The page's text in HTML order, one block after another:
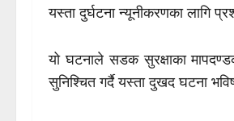
यस्ता दुर्घटना न्यूनीकरणका लागि
यो घटनाले सडक सुरक्षाका
सुनिश्चित गर्दै यस्ता दुखद घटना